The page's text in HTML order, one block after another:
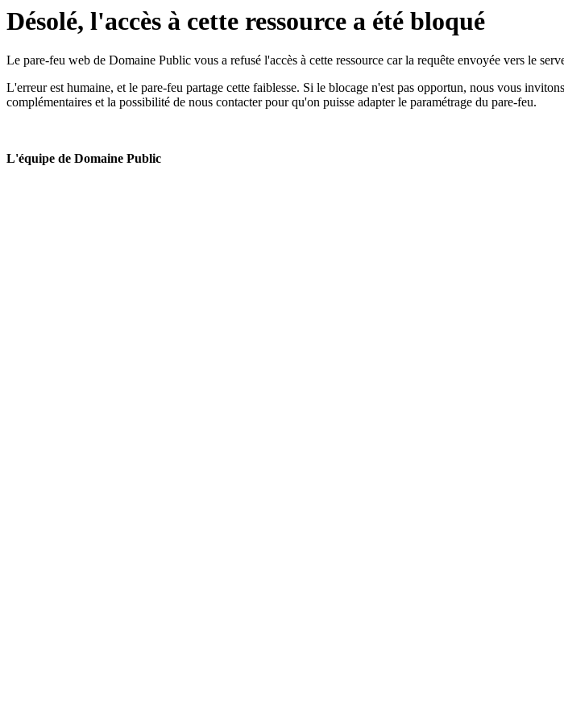
Désolé, l'accès à cette ressource a été bloqué
Le pare-feu web de Domaine Public vous a refusé l'accès à cette ressource car la requête envoyée vers le
L'erreur est humaine, et le pare-feu partage cette faiblesse. Si le blocage n'est pas opportun, nous vous
complémentaires et la possibilité de nous contacter pour qu'on puisse adapter le paramétrage du pare-feu.
L'équipe de Domaine Public